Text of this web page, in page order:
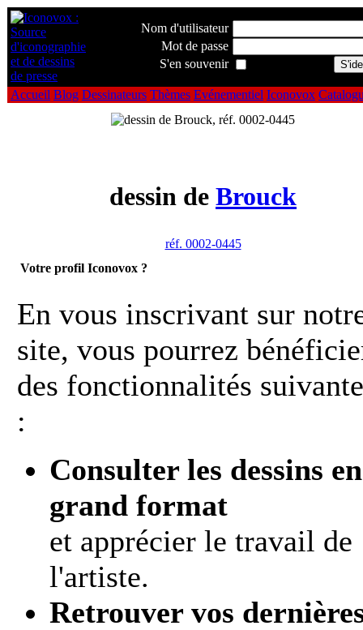
Nom d'utilisateur
Mot de passe
S'en souvenir
Accueil Blog Dessinateurs Thèmes Evénementiel Iconovox
dessin de Brouck
réf. 0002-0445
Votre profil Iconovox ?
En vous inscrivant sur
site, vous pourrez
des fonctionnalités
:
Consulter les dessins en
grand format
et apprécier le travail de
l'artiste.
Retrouver vos